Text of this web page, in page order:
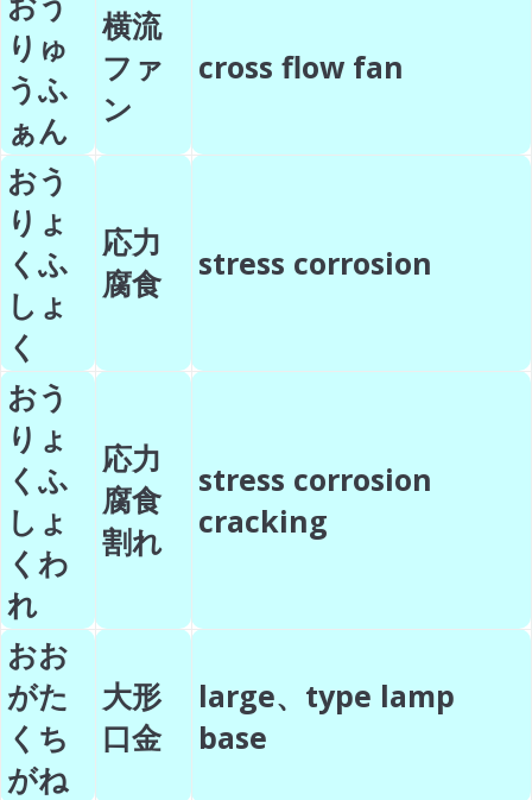
りゅ
うふ
ぁん
横流
ファ
ン
cross flow fan
おう
りょ
くふ
しょ
く
応力
腐食
stress corrosion
おう
りょ
くふ
しょ
くわ
れ
応力
腐食
割れ
stress corrosion
cracking
おお
がた
くち
がね
大形
口金
large、type lamp
base